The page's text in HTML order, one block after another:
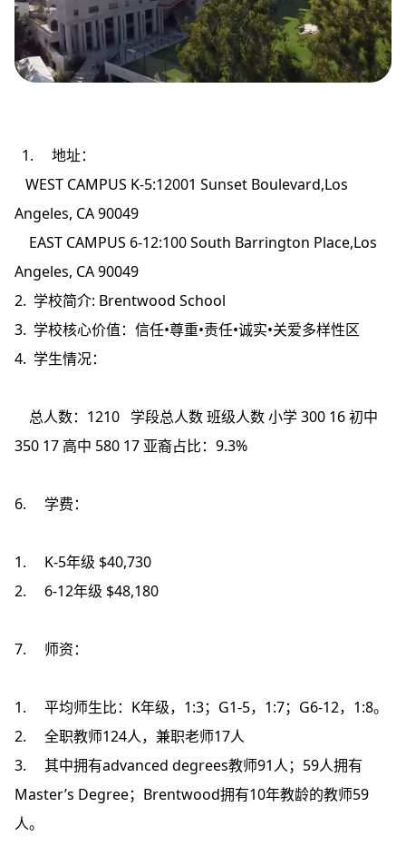
1. 地址：
WEST CAMPUS K-5:12001 Sunset Boulevard,Los
Angeles, CA 90049
EAST CAMPUS 6-12:100 South Barrington Place,Los
Angeles, CA 90049
2. 学校简介: Brentwood School
3. 学校核心价值：信任•尊重•责任•诚实•关爱多样性区
4. 学生情况：
总人数：1210 学段总人数班级人数小学300 16初中
350 17 高中 580 17 亚裔占比：9.3%
6. 学费：
1. K-5年级 $40,730
2. 6-12年级 $48,180
7. 师资：
1. 平均师生比：K年级，1:3；G1-5，1:7；G6-12，1:8。
2. 全职教师124人，兼职老师17人
3. 其中拥有advanced degrees教师91人；59人拥有
Master’s Degree；Brentwood拥有10年教龄的教师59
人。